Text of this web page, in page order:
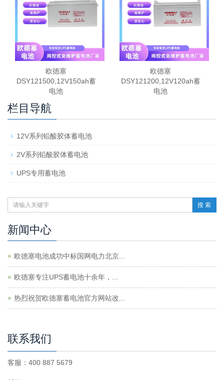
欧德塞
DSY121500,12V150ah蓄
电池
欧德塞
DSY121200,12V120ah蓄
电池
栏目导航
12V系列铅酸胶体蓄电池
2V系列铅酸胶体蓄电池
UPS专用蓄电池
搜 索
新闻中心
欧德塞电池成功中标国网电力北京...
欧德塞专注UPS蓄电池十余年，...
热烈祝贺欧德塞蓄电池官方网站改...
联系我们
客服：400 887 5679